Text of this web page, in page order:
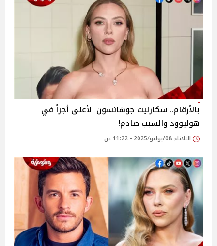
بالأرقام.. سكارليت جوهانسون الأعلى أجراً في
هوليوود والسبب صادم!
الثلاثاء 08/يوليو/2025 - 11:22 ص